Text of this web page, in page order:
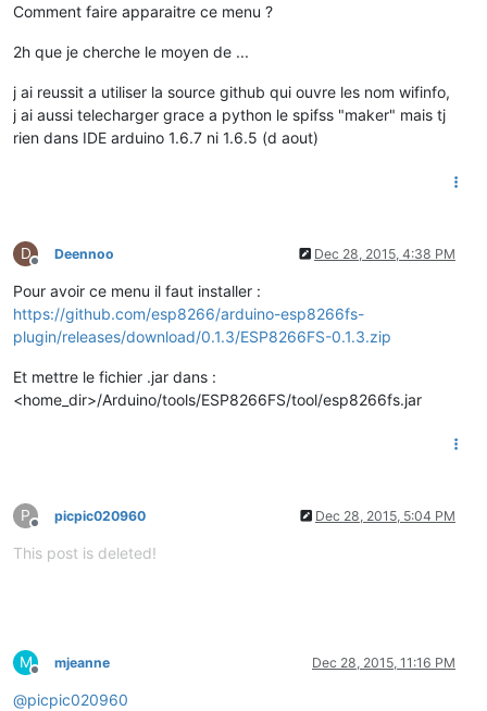
Comment faire apparaitre ce menu ?
2h que je cherche le moyen de ...
j ai reussit a utiliser la source github qui ouvre les nom wifinfo,
j ai aussi telecharger grace a python le spifss "maker" mais tj
rien dans IDE arduino 1.6.7 ni 1.6.5 (d aout)
D
Offline
Deennoo Dec 28, 2015, 4:38 PM
Pour avoir ce menu il faut installer :
https://github.com/esp8266/arduino-esp8266fs-
plugin/releases/download/0.1.3/ESP8266FS-0.1.3.zip
Et mettre le fichier .jar dans :
<home_dir>/Arduino/tools/ESP8266FS/tool/esp8266fs.jar
P
Offline
picpic020960 Dec 28, 2015, 5:04 PM
This post is deleted!
M
Offline
mjeanne Dec 28, 2015, 11:16 PM
@picpic020960